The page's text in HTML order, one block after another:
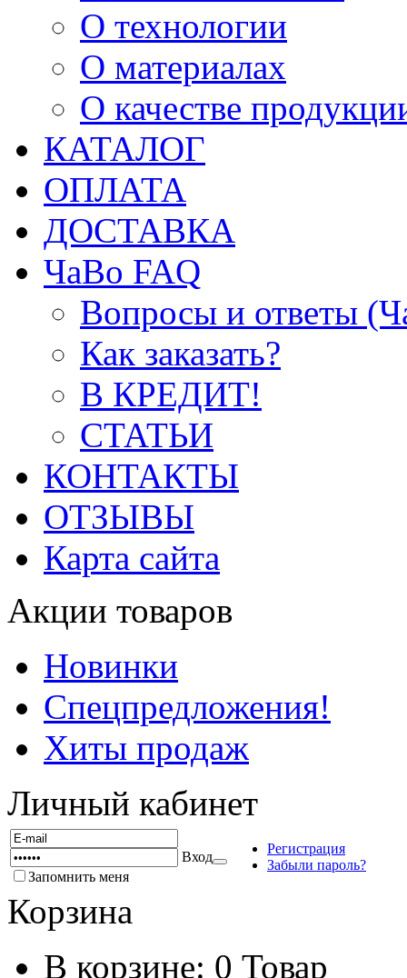
О технологии
О материалах
О качестве
КАТАЛОГ
ОПЛАТА
ДОСТАВКА
ЧаВо FAQ
Вопросы и ответы
Как заказать?
В КРЕДИТ!
СТАТЬИ
КОНТАКТЫ
ОТЗЫВЫ
Карта сайта
Акции товаров
Новинки
Спецпредложения!
Хиты продаж
Личный кабинет
Запомнить меня
Вход
Регистрация
Забыли пароль?
Корзина
В корзине: 0 Товар